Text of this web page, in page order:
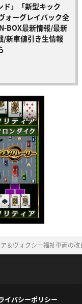
ド」「新型キック
ォーグレイバック全
BOX最新情報/最新
/新車値引き生情報
ア＆ヴォクシー福祉車両の
イバシーポリシー